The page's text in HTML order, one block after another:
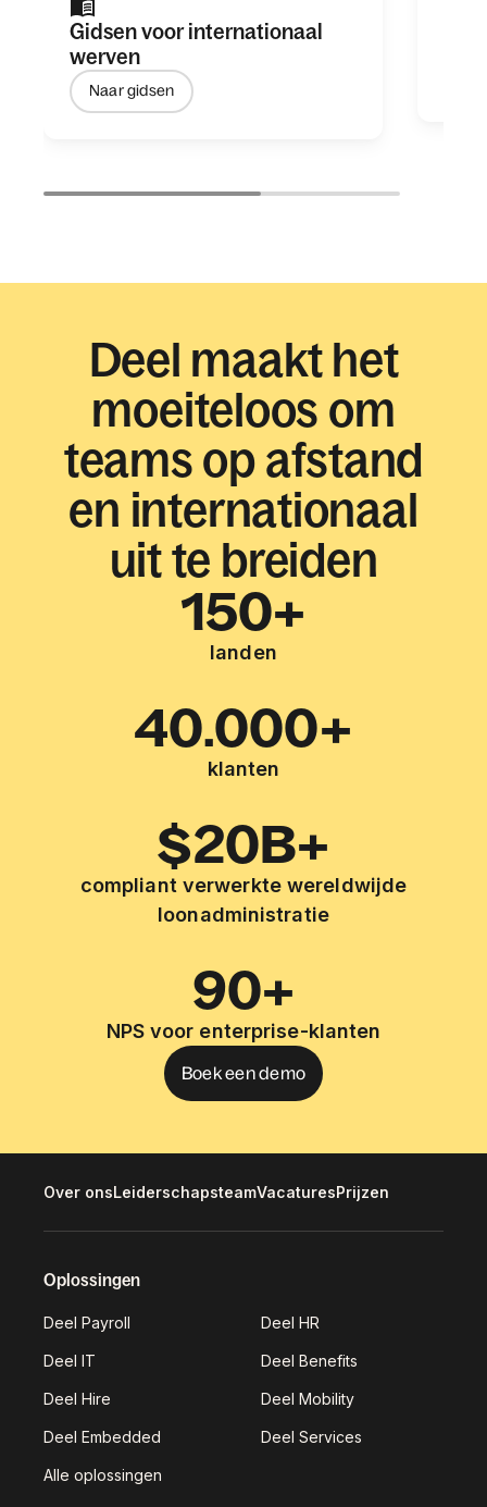
Gidsen voor internationaal
werven
Naar gidsen
Deel maakt het
moeiteloos om
teams op afstand
en internationaal
uit te breiden
150+
landen
40.000+
klanten
$20B+
compliant verwerkte wereldwijde
loonadministratie
90+
NPS voor enterprise-klanten
Boek een demo
Over onsLeiderschapsteamVacaturesPrijzen
Oplossingen
Deel Payroll Deel HR
Deel IT Deel Benefits
Deel Hire Deel Mobility
Deel Embedded Deel Services
Alle oplossingen